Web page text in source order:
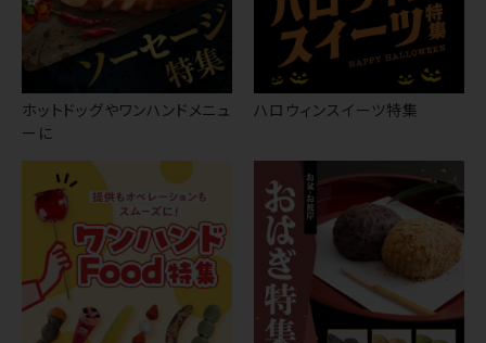
ホットドッグやワンハンドメニュ
ーに
ハロウィンスイーツ特集